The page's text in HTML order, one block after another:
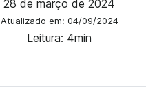
28 de março de 2024
Atualizado em: 04/09/2024
Leitura: 4min